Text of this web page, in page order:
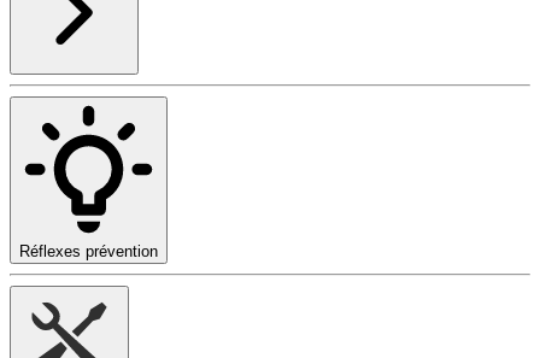
Réflexes prévention